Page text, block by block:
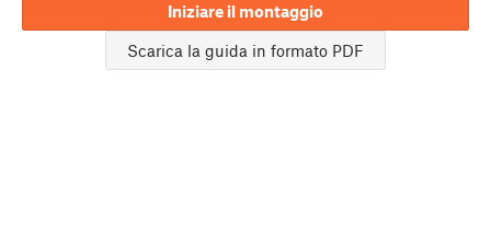
Iniziare il montaggio
Scarica la guida in formato PDF